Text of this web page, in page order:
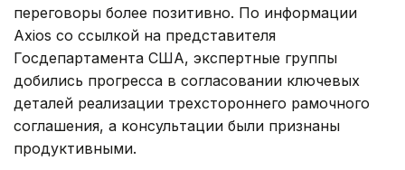
переговоры более позитивно. По информации
Axios со ссылкой на представителя
Госдепартамента США, экспертные группы
добились прогресса в согласовании ключевых
деталей реализации трехстороннего рамочного
соглашения, а консультации были признаны
продуктивными.